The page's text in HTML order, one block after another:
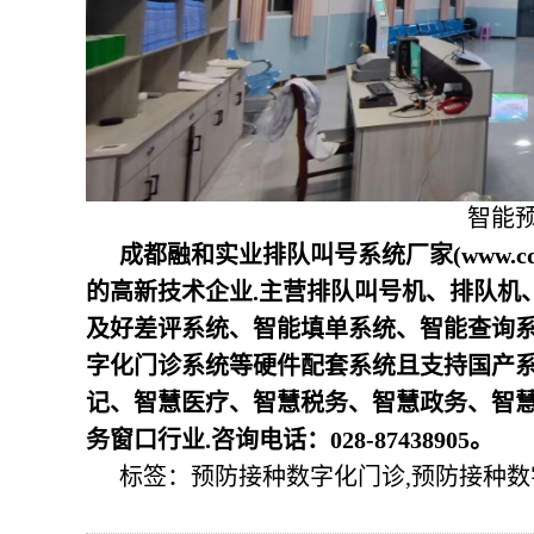
智能
成都融和实业排队叫号系统厂家
的高新技术企业.主营排队叫号机、排队
及好差评系统、 智能填单系统、智能查询
字化门诊系统等硬件配套系统且支持国产
记、智慧医疗、智慧税务、智慧政务、智
务窗口行业.咨询电话：028-87438905。
标签：预防接种数字化门诊,预防接种